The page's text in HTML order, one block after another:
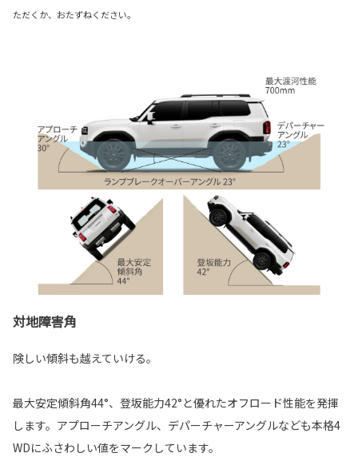
ただくか、おたずねください。
対地障害角
険しい傾斜も越えていける。
最大安定傾斜角44°、登坂能力42°と優れたオフロード性能を発揮
します。アプローチアングル、デパーチャーアングルなども本格4
WDにふさわしい値をマークしています。